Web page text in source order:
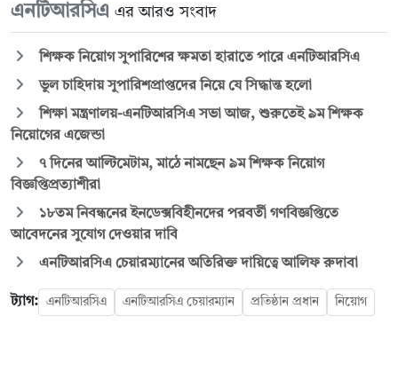
এনটিআরসিএ এর আরও সংবাদ
শিক্ষক নিয়োগ সুপারিশের ক্ষমতা হারাতে পারে এনটিআরসিএ
ভুল চাহিদায় সুপারিশপ্রাপ্তদের নিয়ে যে সিদ্ধান্ত হলো
শিক্ষা মন্ত্রণালয়-এনটিআরসিএ সভা আজ, শুরুতেই ৯ম শিক্ষক
নিয়োগের এজেন্ডা
৭ দিনের আল্টিমেটাম, মাঠে নামছেন ৯ম শিক্ষক নিয়োগ
বিজ্ঞপ্তিপ্রত্যাশীরা
১৮তম নিবন্ধনের ইনডেক্সবিহীনদের পরবর্তী গণবিজ্ঞপ্তিতে
আবেদনের সুযোগ দেওয়ার দাবি
এনটিআরসিএ চেয়ারম্যানের অতিরিক্ত দায়িত্বে আলিফ রুদাবা
ট্যাগ: এনটিআরসিএ এনটিআরসিএ চেয়ারম্যান প্রতিষ্ঠান প্রধান নিয়োগ